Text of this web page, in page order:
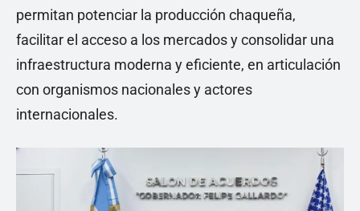
permitan potenciar la producción chaqueña,
facilitar el acceso a los mercados y consolidar una
infraestructura moderna y eficiente, en articulación
con organismos nacionales y actores
internacionales.